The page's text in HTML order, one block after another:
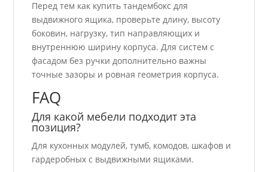
Перед тем как купить тандембокс для
выдвижного ящика, проверьте длину, высоту
боковин, нагрузку, тип направляющих и
внутреннюю ширину корпуса. Для систем с
фасадом без ручки дополнительно важны
точные зазоры и ровная геометрия корпуса.
FAQ
Для какой мебели подходит эта
позиция?
Для кухонных модулей, тумб, комодов, шкафов и
гардеробных с выдвижными ящиками.